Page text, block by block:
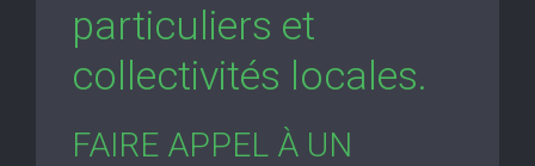
particuliers et
collectivités locales.
FAIRE APPEL À UN